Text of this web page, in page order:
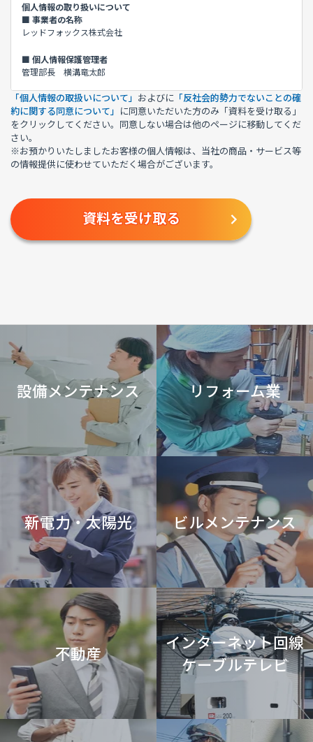
個人情報の取り扱いについて
■ 事業者の名称
レッドフォックス株式会社
■ 個人情報保護管理者
管理部長 横溝竜太郎
■ 利用目的
(1)お客様からのお問い合わせに、回答させていただくため
(2)各種資料の送付、その他、お客様がお求めになられたサービスをご
提供するため
(3)お客様へ新たな当社のサービスの立案や、サービス内容の充実等に
反映させていただくため
■ 個人情報の第三者提供について
法令に基づく場合を除き、あらかじめご本人の同意を得ることなく、個
利用目的の達成に必要な範囲内において、他の事業者へ個人情報を委託
この場合には、個人情報保護体制が整備された委託先を選定するととも
に、個人情報保護に関する契約を締結します。
■ クッキー（cookie）の使用によるアクセス情報の収集
当ウェブサイトでは、お客さまのホームページ利用状況を、クッキー
※1という技術を用いて取得しています。
※1 クッキー（cookie）とは、ウェブサイトに訪問されたお客さまの
［ブラウザを識別する情報］を、お客さまのコンピュータ端末等（モバ
イル、タブレット、その他デバイスを含む）に保存することで、お客さ
まが再度、当サイトを訪問された際に、より便利にご利用、閲覧してい
ただくための技術です。
■ 取得した個人情報の開示等および問合せ窓口
当社がご本人又はその代理人から、当社が保有する個人情報について、
ご本人(又はその代理人)からの求めにより、
利用目的の通知、開示、訂正、追加、削除、消去及び利用または第三者
への提供の停止、第三者提供の記録（以下、“開示等の請求”という。）
の停止に応じます。
なお、下記に該当する場合は、その旨をお知らせし、求めに応じないこ
とがあります。
・本人又は第三者の生命，身体又は財産に危害が及ぶおそれのある場合
・違法又は不当な行為を助長し，又は誘発するおそれのある場合
・国の安全が害されるおそれ，他国若しくは国際機関との信頼関係が損
なわれるおそれ
又は他国若しくは国際機関との交渉上不利益を被るおそれのある場合
・犯罪の予防，鎮圧又は捜査その他の公共の安全と秩序維持に支障が及
ぶおそれのある場合
・当社の業務の適正な実施に著しい支障を及ぼすおそれがある場合
・法令に違反することとなる場合
開示や訂正等を請求される場合には、下記までご連絡ください。 折り
「個人情報の取扱いについて」 およびに 「反社会的勢力でないことの確
約に関する同意について」 に同意いただいた方のみ「資料を受け取る」
をクリックしてください。同意しない場合は他のページに移動してくだ
さい。
※お預かりいたしましたお客様の個人情報は、当社の商品・サービス等
の情報提供に使わせていただく場合がございます。
設備メンテナンス リフォーム業
新電力・太陽光 ビルメンテナンス
不動産
インターネット回線
ケーブルテレビ